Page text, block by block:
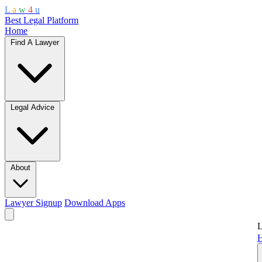
L a w 4 u
Best Legal Platform
Home
Find A Lawyer
Legal Advice
About
Lawyer Signup Download Apps